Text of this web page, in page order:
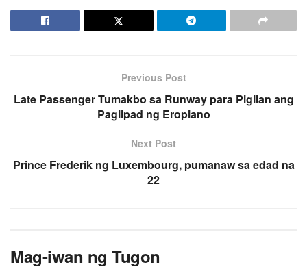
Previous Post
Late Passenger Tumakbo sa Runway para Pigilan ang
Paglipad ng Eroplano
Next Post
Prince Frederik ng Luxembourg, pumanaw sa edad na
22
Mag-iwan ng Tugon